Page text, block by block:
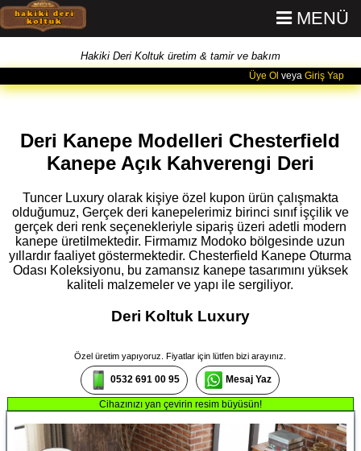
MENÜ
Hakiki Deri Koltuk üretim & tamir ve bakım
Üye Ol veya Giriş Yap
Deri Kanepe Modelleri Chesterfield
Kanepe Açık Kahverengi Deri
Tuncer Luxury olarak kişiye özel kupon ürün çalışmakta
olduğumuz, Gerçek deri kanepelerimiz birinci sınıf işçilik ve
gerçek deri renk seçenekleriyle sipariş üzeri adetli modern
kanepe üretilmektedir. Firmamız Modoko bölgesinde uzun
yıllardır faaliyet göstermektedir. Chesterfield Kanepe Oturma
Odası Koleksiyonu, bu zamansız kanepe tasarımını yüksek
kaliteli malzemeler ve yapı ile sergiliyor.
Deri Koltuk Luxury
Özel üretim yapıyoruz. Fiyatlar için lütfen bizi arayınız.
0532 691 00 95 Mesaj Yaz
Cihazınızı yan çevirin resim büyüsün!